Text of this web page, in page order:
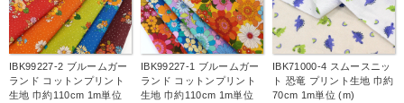
IBK99227-2 ブルームガー
ランド コットンプリント
生地 巾約110cm 1m単位
IBK99227-1 ブルームガー
ランド コットンプリント
生地 巾約110cm 1m単位
IBK71000-4 スムースニッ
ト 恐竜 プリント生地 巾約
70cm 1m単位 (m)